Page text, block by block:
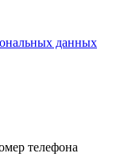
данных
телефона